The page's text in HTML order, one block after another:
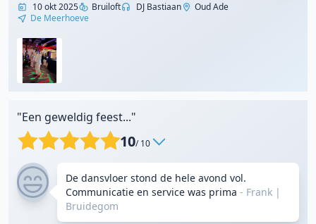
10 okt 2025 Bruiloft DJ Bastiaan
Oud Ade
De Meerhoeve
"Een geweldig feest..."
10/ 10
De dansvloer stond de hele avond vol.
Communicatie en service was prima - Frank |
Bruidegom